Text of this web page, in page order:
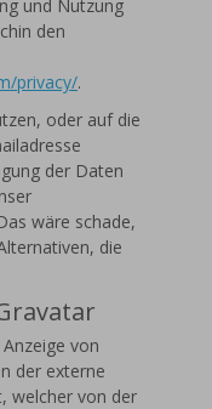
und Nutzung
den
privacy/.
oder auf die
der Daten
wäre schade,
die
von
der externe
welcher von der